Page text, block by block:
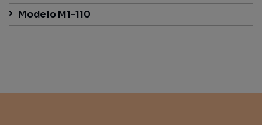
Modelo M1-110